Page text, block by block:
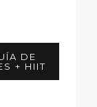
DE
+ HIIT